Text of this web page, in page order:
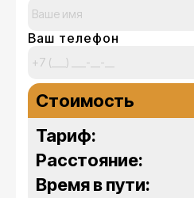
Ваш телефон
Стоимость
Тариф:
Расстояние:
Время в пути: